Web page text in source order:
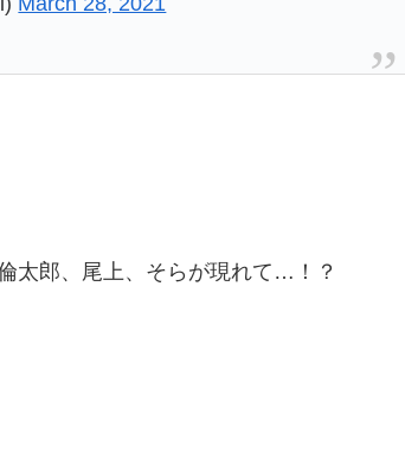
太郎、尾上、そらが現れて…！？